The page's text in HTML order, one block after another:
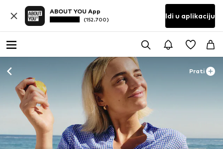
ABOUT YOU App
(152.700) Idi u aplikaciju
Prati